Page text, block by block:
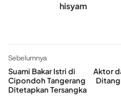
hisyam
Sebelumnya
Suami Bakar Istri di
Cipondoh Tangerang
Ditetapkan Tersangka
Aktor